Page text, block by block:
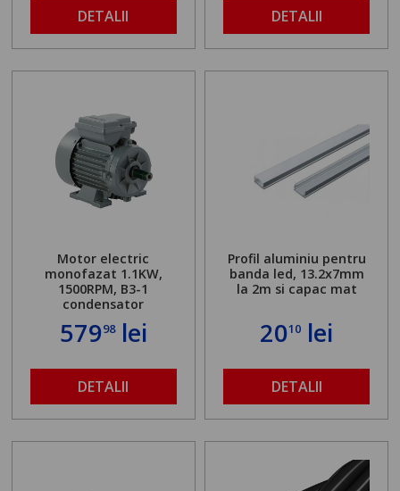
DETALII DETALII
Motor electric
monofazat 1.1KW,
1500RPM, B3-1
condensator
57998lei
DETALII
Profil aluminiu pentru
banda led, 13.2x7mm
la 2m si capac mat
2010 lei
DETALII